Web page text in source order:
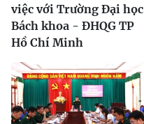
việc với Trường Đại học
Bách khoa - ĐHQG TP
Hồ Chí Minh